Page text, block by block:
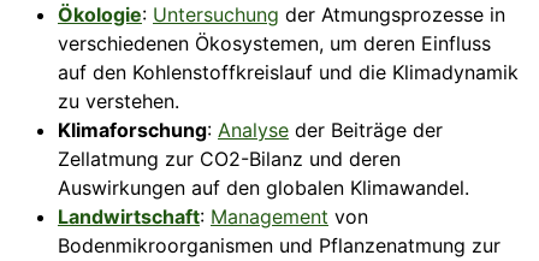
Ökologie: Untersuchung der Atmungsprozesse in
verschiedenen Ökosystemen, um deren Einfluss
auf den Kohlenstoffkreislauf und die Klimadynamik
zu verstehen.
Klimaforschung: Analyse der Beiträge der
Zellatmung zur CO2-Bilanz und deren
Auswirkungen auf den globalen Klimawandel.
Landwirtschaft: Management von
Bodenmikroorganismen und Pflanzenatmung zur